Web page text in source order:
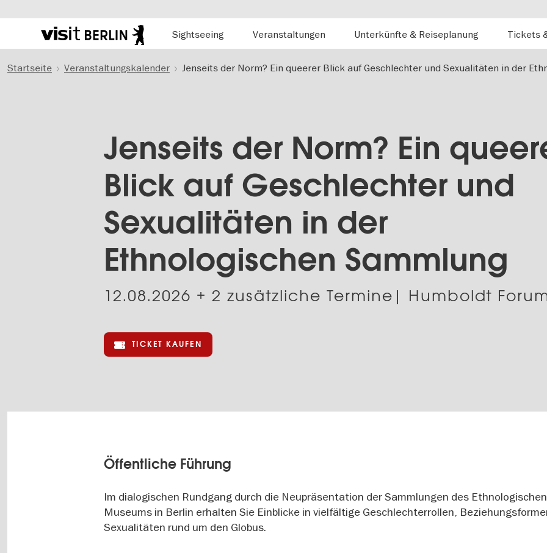
zum
Berlins
Tourismusportal
Sightseeing
Veranstaltungen Unterkünfte & Reiseplanung Tickets
Startseite Veranstaltungskalender Jenseits der Norm? Ein queerer Blick auf Geschlechter und Sexualitäten in der
Jenseits der Norm? Ein
Blick auf Geschlechter und
Sexualitäten in der
Ethnologischen Sammlung
12.08.2026 + 2 zusätzliche Termine| Humboldt
TICKET KAUFEN
Öffentliche Führung
Im dialogischen Rundgang durch die Neupräsentation der Sammlungen des Ethnologischen
Museums in Berlin erhalten Sie Einblicke in vielfältige Geschlechterrollen,
Sexualitäten rund um den Globus.